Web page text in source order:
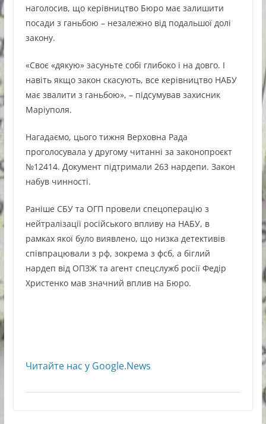
наголосив, що керівництво Бюро має залишити
посади з ганьбою – незалежно від подальшої долі
закону.
«Своє «дякую» засуньте собі глибоко і на довго. І
навіть якщо закон скасують, все керівництво НАБУ
має звалити з ганьбою», – підсумував захисник
Маріуполя.
Нагадаємо, цього тижня Верховна Рада
проголосувала у другому читанні за законопроєкт
№12414. Документ підтримали 263 нардепи. Закон
набув чинності.
Раніше СБУ та ОГП провели спецоперацію з
нейтралізації російського впливу на НАБУ, в
рамках якої було виявлено, що низка детективів
співпрацювали з рф, зокрема з фсб, а біглий
нардеп від ОПЗЖ та агент спецслужб росії Федір
Христенко мав значний вплив на Бюро.
Читайте нас у Google.News